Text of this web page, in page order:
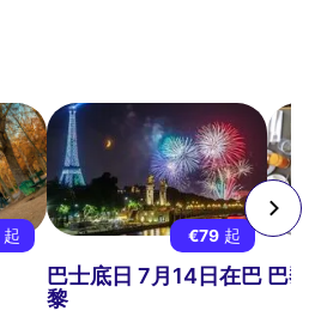
起 €79 起
巴士底日 7月14日在巴
黎
巴黎